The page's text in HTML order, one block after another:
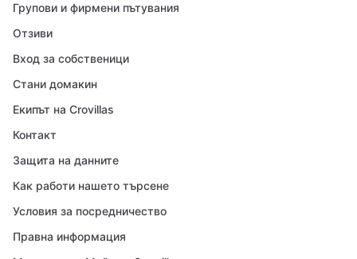
Групови и фирмени пътувания
Отзиви
Вход за собственици
Стани домакин
Екипът на Crovillas
Контакт
Защита на данните
Как работи нашето търсене
Условия за посредничество
Правна информация